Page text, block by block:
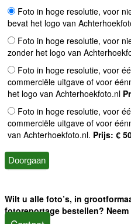
Foto in hoge resolutie, voor
bevat het logo van
Foto in hoge resolutie, voor
zonder het logo van
Foto in hoge resolutie, voor
commerciële uitgave of voor
het logo van Achterhoekfoto.nl
Foto in hoge resolutie, voor
commerciële uitgave of voor
van Achterhoekfoto.nl. Prijs: €
Wilt u alle foto’s, in
fotoreportage bestellen?